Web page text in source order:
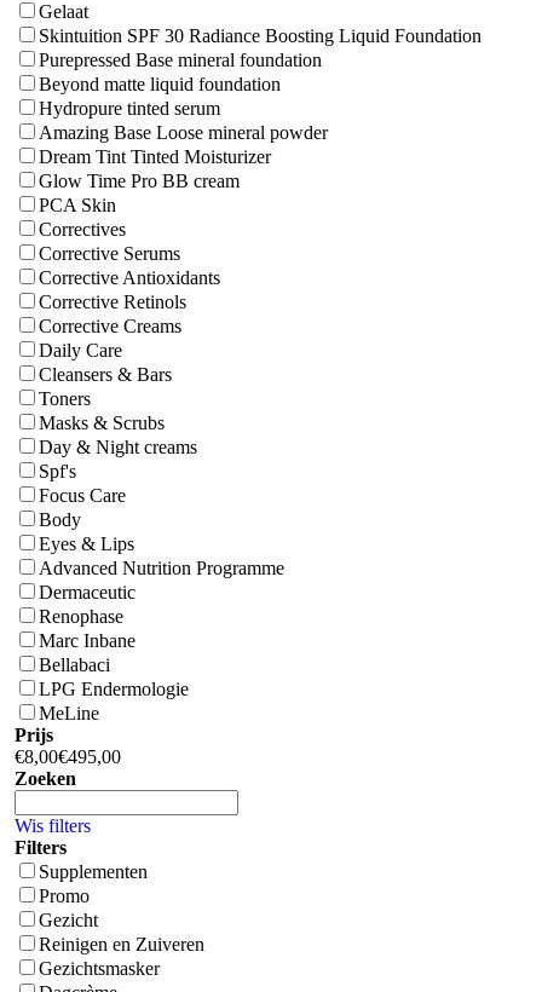
Gelaat
Skintuition SPF 30 Radiance Boosting Liquid Foundation
Purepressed Base mineral foundation
Beyond matte liquid foundation
Hydropure tinted serum
Amazing Base Loose mineral powder
Dream Tint Tinted Moisturizer
Glow Time Pro BB cream
PCA Skin
Correctives
Corrective Serums
Corrective Antioxidants
Corrective Retinols
Corrective Creams
Daily Care
Cleansers & Bars
Toners
Masks & Scrubs
Day & Night creams
Spf's
Focus Care
Body
Eyes & Lips
Advanced Nutrition Programme
Dermaceutic
Renophase
Marc Inbane
Bellabaci
LPG Endermologie
MeLine
Prijs
€8,00€495,00
Zoeken
Wis filters
Filters
Supplementen
Promo
Gezicht
Reinigen en Zuiveren
Gezichtsmasker